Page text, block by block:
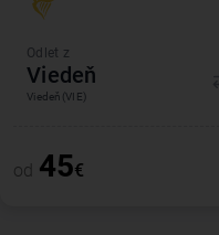
Odlet z
Viedeň
Viedeň (VIE)
od 45€